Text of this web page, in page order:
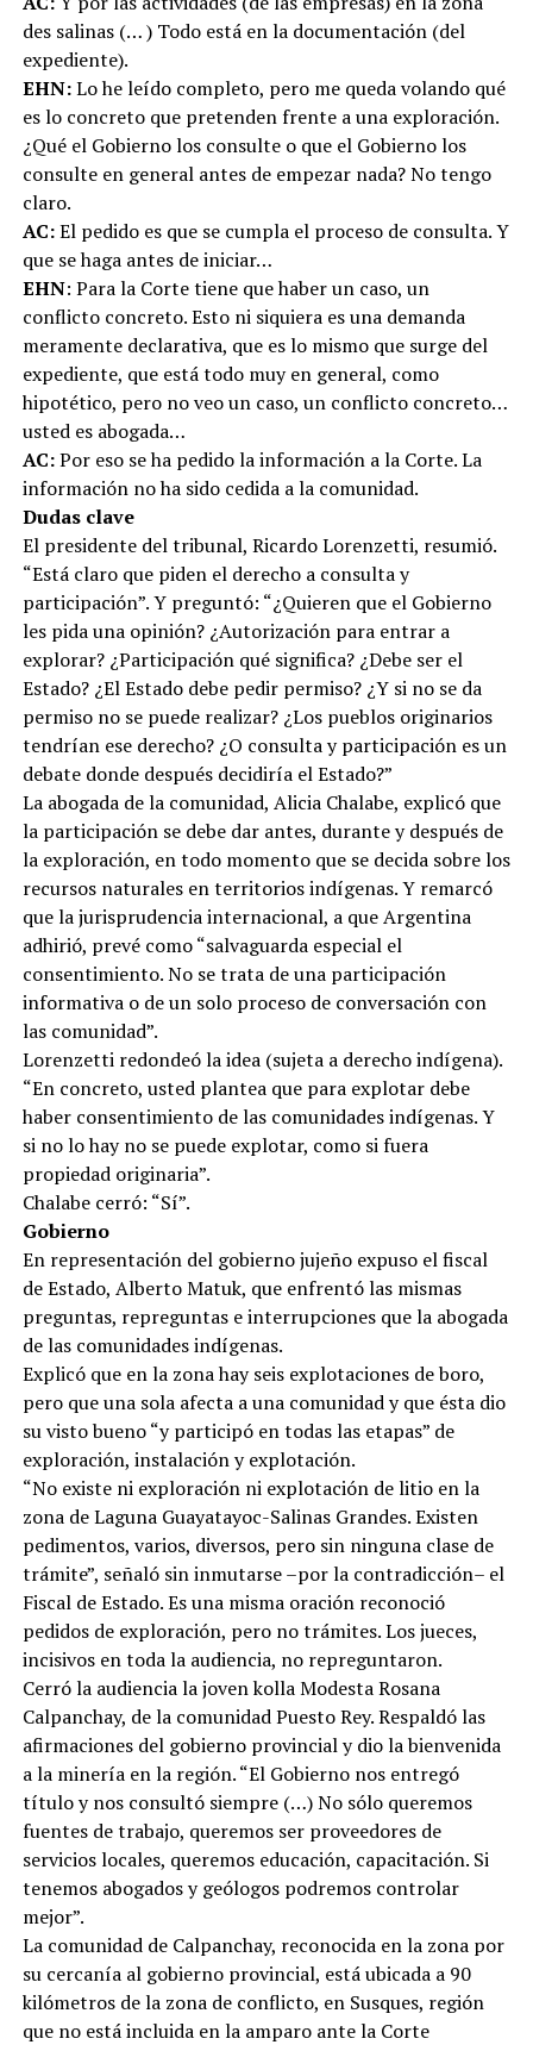
des salinas (… ) Todo está en la documentación (del
expediente).
EHN:Lo he leído completo, pero me queda volando qué
es lo concreto que pretenden frente a una exploración.
¿Qué el Gobierno los consulte o que el Gobierno los
consulte en general antes de empezar nada? No tengo
claro.
AC:El pedido es que se cumpla el proceso de consulta. Y
que se haga antes de iniciar…
EHN: Para la Corte tiene que haber un caso, un
conflicto concreto. Esto ni siquiera es una demanda
meramente declarativa, que es lo mismo que surge del
expediente, que está todo muy en general, como
hipotético, pero no veo un caso, un conflicto concreto…
usted es abogada…
AC:Por eso se ha pedido la información a la Corte. La
información no ha sido cedida a la comunidad.
Dudas clave
El presidente del tribunal, Ricardo Lorenzetti, resumió.
“Está claro que piden el derecho a consulta y
participación”. Y preguntó: “¿Quieren que el Gobierno
les pida una opinión? ¿Autorización para entrar a
explorar? ¿Participación qué significa? ¿Debe ser el
Estado? ¿El Estado debe pedir permiso? ¿Y si no se da
permiso no se puede realizar? ¿Los pueblos originarios
tendrían ese derecho? ¿O consulta y participación es un
debate donde después decidiría el Estado?”
La abogada de la comunidad, Alicia Chalabe, explicó que
la participación se debe dar antes, durante y después de
la exploración, en todo momento que se decida sobre los
recursos naturales en territorios indígenas. Y remarcó
que la jurisprudencia internacional, a que Argentina
adhirió, prevé como “salvaguarda especial el
consentimiento. No se trata de una participación
informativa o de un solo proceso de conversación con
las comunidad”.
Lorenzetti redondeó la idea (sujeta a derecho indígena).
“En concreto, usted plantea que para explotar debe
haber consentimiento de las comunidades indígenas. Y
si no lo hay no se puede explotar, como si fuera
propiedad originaria”.
Chalabe cerró: “Sí”.
Gobierno
En representación del gobierno jujeño expuso el fiscal
de Estado, Alberto Matuk, que enfrentó las mismas
preguntas, repreguntas e interrupciones que la abogada
de las comunidades indígenas.
Explicó que en la zona hay seis explotaciones de boro,
pero que una sola afecta a una comunidad y que ésta dio
su visto bueno “y participó en todas las etapas” de
exploración, instalación y explotación.
“No existe ni exploración ni explotación de litio en la
zona de Laguna Guayatayoc-Salinas Grandes. Existen
pedimentos, varios, diversos, pero sin ninguna clase de
trámite”, señaló sin inmutarse –por la contradicción– el
Fiscal de Estado. Es una misma oración reconoció
pedidos de exploración, pero no trámites. Los jueces,
incisivos en toda la audiencia, no repreguntaron.
Cerró la audiencia la joven kolla Modesta Rosana
Calpanchay, de la comunidad Puesto Rey. Respaldó las
afirmaciones del gobierno provincial y dio la bienvenida
a la minería en la región. “El Gobierno nos entregó
título y nos consultó siempre (…) No sólo queremos
fuentes de trabajo, queremos ser proveedores de
servicios locales, queremos educación, capacitación. Si
tenemos abogados y geólogos podremos controlar
mejor”.
La comunidad de Calpanchay, reconocida en la zona por
su cercanía al gobierno provincial, está ubicada a 90
kilómetros de la zona de conflicto, en Susques, región
que no está incluida en la amparo ante la Corte